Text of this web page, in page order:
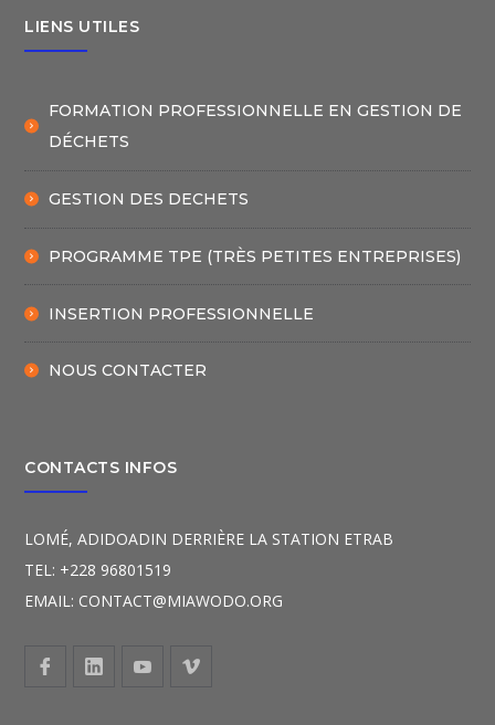
LIENS UTILES
FORMATION PROFESSIONNELLE EN GESTION DE
DÉCHETS
GESTION DES DECHETS
PROGRAMME TPE (TRÈS PETITES ENTREPRISES)
INSERTION PROFESSIONNELLE
NOUS CONTACTER
CONTACTS INFOS
LOMÉ, ADIDOADIN DERRIÈRE LA STATION ETRAB
TEL: +228 96801519
EMAIL: CONTACT@MIAWODO.ORG